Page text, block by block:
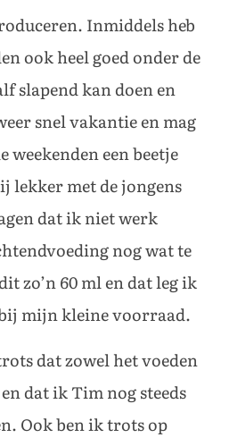
Inmiddels heb
ook heel goed onder de
slapend kan doen en
snel vakantie en mag
weekenden een beetje
lekker met de jongens
dat ik niet werk
nog wat te
zo’n 60 ml en dat leg ik
mijn kleine voorraad.
dat zowel het voeden
dat ik Tim nog steeds
Ook ben ik trots op